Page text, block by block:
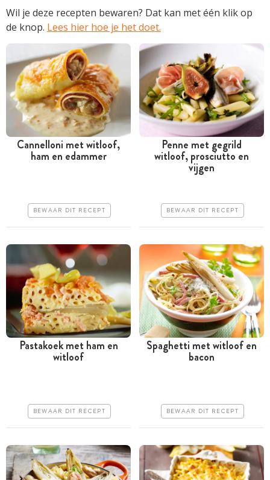
Wil je deze recepten bewaren? Dat kan met één klik op
de knop. Lees hier hoe je het doet.
Meer dan 1 uur
Makkelijk
Cannelloni met witloof,
ham en edammer
BEWAAR DIT RECEPT
Tussen 30 minuten en 1
Penne met gegrild
witloof, prosciutto en
vijgen
BEWAAR DIT RECEPT
Tussen 30 minuten en 1
Pastakoek met ham en
witloof
BEWAAR DIT RECEPT
Tussen 30 minuten en 1
Spaghetti met witloof en
bacon
BEWAAR DIT RECEPT